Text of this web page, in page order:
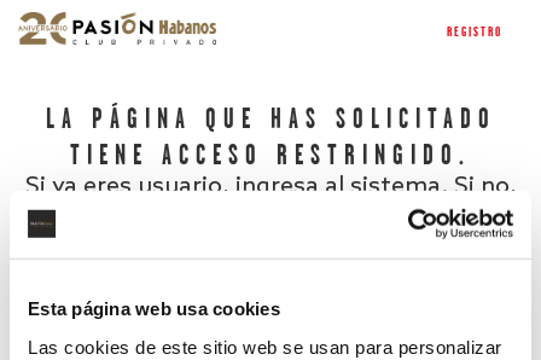
Esta página web usa cookies
Las cookies de este sitio web se usan para personalizar
REGISTRO
LA PÁGINA QUE HAS SOLICITADO
TIENE ACCESO RESTRINGIDO.
Si ya eres usuario, ingresa al sistema. Si no,